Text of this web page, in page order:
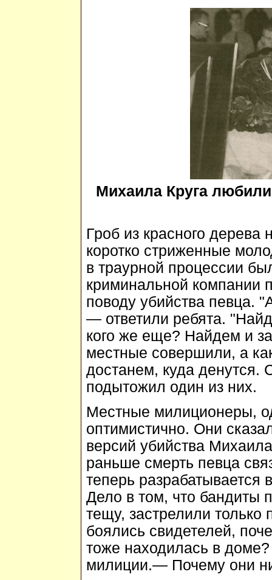
Михаила Круга
Гроб из красного
коротко стриженные
в траурной процессии
криминальной компании
поводу убийства певца.
— ответили ребята.
кого же еще? Найдем и
местные совершили, а
достанем, куда
подытожил один из них.
Местные милиционеры,
оптимистично. Они
версий убийства
раньше смерть певца
теперь разрабатывается
Дело в том, что бандиты
тещу, застрелили только
боялись свидетелей,
тоже находилась в
милиции.— Почему они